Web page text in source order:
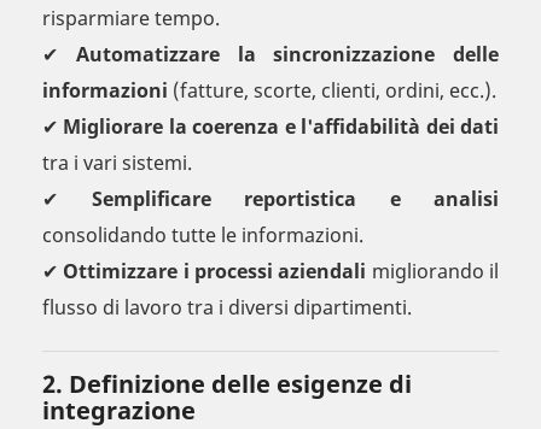
risparmiare tempo.
✔ Automatizzare la sincronizzazione delle
informazioni (fatture, scorte, clienti, ordini, ecc.).
✔ Migliorare la coerenza e l'affidabilità dei dati
tra i vari sistemi.
✔ Semplificare reportistica e analisi
consolidando tutte le informazioni.
✔ Ottimizzare i processi aziendali migliorando il
flusso di lavoro tra i diversi dipartimenti.
2. Definizione delle esigenze di
integrazione